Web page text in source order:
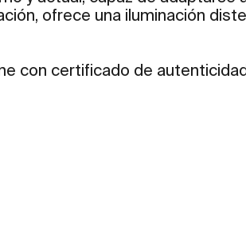
ofrece una iluminación
con certificado de